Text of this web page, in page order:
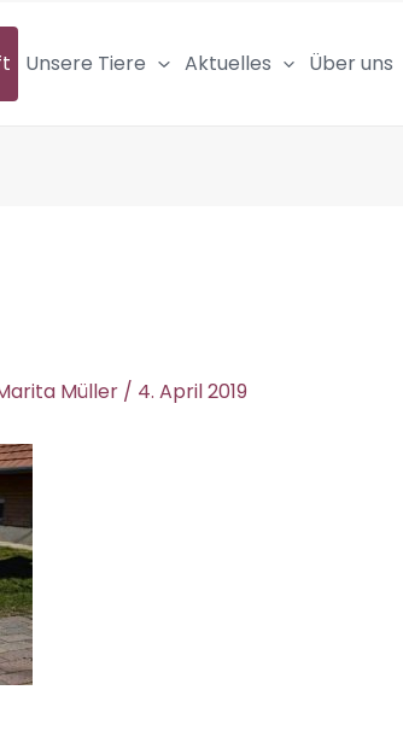
Unsere Tiere Aktuelles Über uns
Müller / 4. April 2019